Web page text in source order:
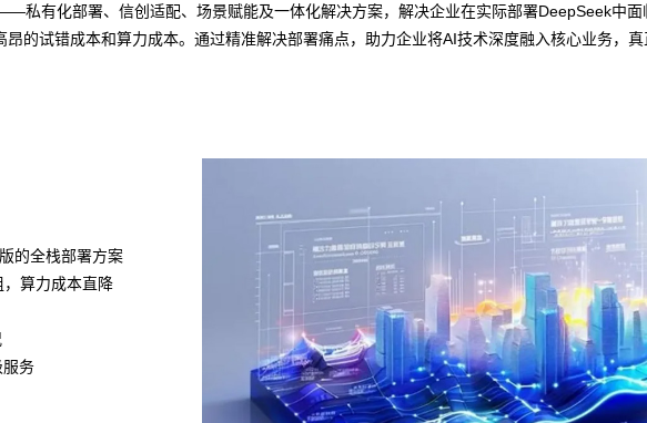
私有化部署、信创适配、场景赋能及一体化解决方案，解决企业在实际部署DeepSeek中面
的试错成本和算力成本。通过精准解决部署痛点，助力企业将AI技术深度融入核心业务，
的全栈部署方案
算力成本直降
服务